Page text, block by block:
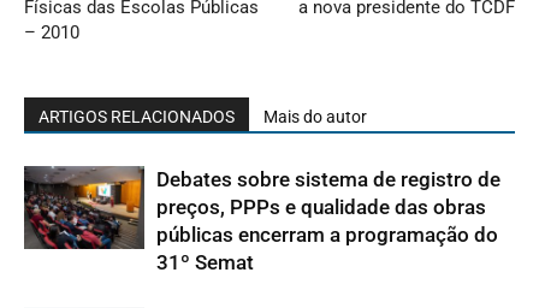
Físicas das Escolas Públicas
– 2010
a nova presidente do TCDF
ARTIGOS RELACIONADOS Mais do autor
Debates sobre sistema de registro de
preços, PPPs e qualidade das obras
públicas encerram a programação do
31º Semat